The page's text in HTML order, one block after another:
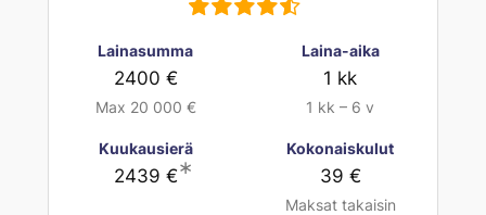
Lainasumma
2400 €
Max 20 000 €
Laina-aika
1 kk
1 kk – 6 v
Kuukausierä
2439 €∗
Kokonaiskulut
39 €
Maksat takaisin